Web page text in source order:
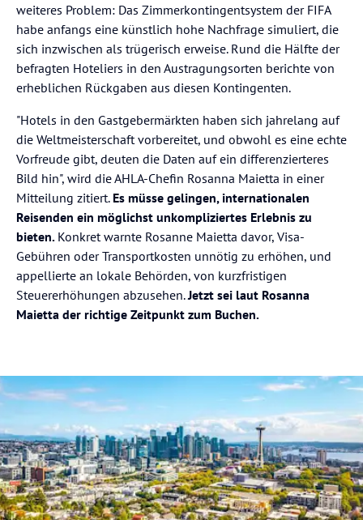
weiteres Problem: Das Zimmerkontingentsystem der FIFA
habe anfangs eine künstlich hohe Nachfrage simuliert, die
sich inzwischen als trügerisch erweise. Rund die Hälfte der
befragten Hoteliers in den Austragungsorten berichte von
erheblichen Rückgaben aus diesen Kontingenten.
"Hotels in den Gastgebermärkten haben sich jahrelang auf
die Weltmeisterschaft vorbereitet, und obwohl es eine echte
Vorfreude gibt, deuten die Daten auf ein differenzierteres
Bild hin", wird die AHLA-Chefin Rosanna Maietta in einer
Mitteilung zitiert. Es müsse gelingen, internationalen
Reisenden ein möglichst unkompliziertes Erlebnis zu
bieten. Konkret warnte Rosanne Maietta davor, Visa-
Gebühren oder Transportkosten unnötig zu erhöhen, und
appellierte an lokale Behörden, von kurzfristigen
Steuererhöhungen abzusehen.Jetzt sei laut Rosanna
Maietta der richtige Zeitpunkt zum Buchen.